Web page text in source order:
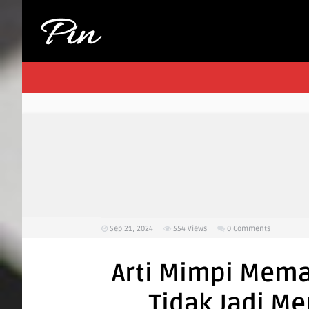
Sep 21, 2024 554 Views 0 Comments
Arti Mimpi